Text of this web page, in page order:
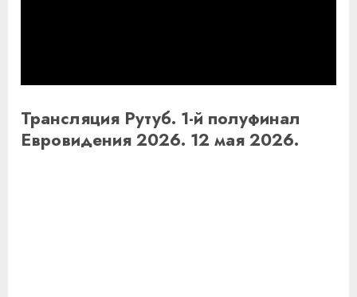
Трансляция Рутуб. 1-й полуфинал
Евровидения 2026. 12 мая 2026.